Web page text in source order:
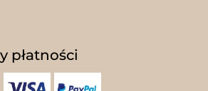
płatności